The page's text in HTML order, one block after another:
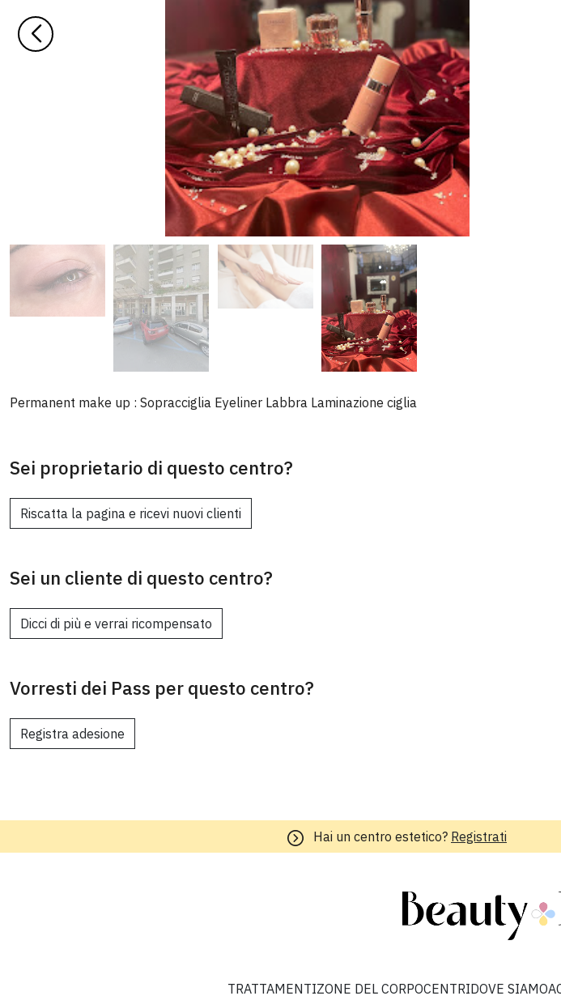
Permanent make up : Sopracciglia Eyeliner Labbra Laminazione ciglia
Sei proprietario di questo centro?
Riscatta la pagina e ricevi nuovi clienti
Sei un cliente di questo centro?
Dicci di più e verrai ricompensato
Vorresti dei Pass per questo centro?
Registra adesione
Hai un centro estetico? Registrati
TRATTAMENTIZONE DEL CORPOCENTRIDOVE SIAMO